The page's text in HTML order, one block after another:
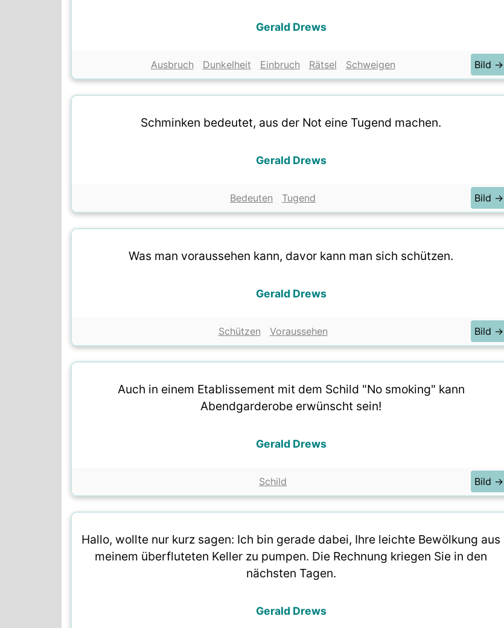
Gerald Drews
Ausbruch Dunkelheit Einbruch Rätsel Schweigen Bild →
Schminken bedeutet, aus der Not eine Tugend machen.
Gerald Drews
Bedeuten Tugend Bild →
Was man voraussehen kann, davor kann man sich schützen.
Gerald Drews
Schützen Voraussehen Bild →
Auch in einem Etablissement mit dem Schild "No smoking" kann
Abendgarderobe erwünscht sein!
Gerald Drews
Schild Bild →
Hallo, wollte nur kurz sagen: Ich bin gerade dabei, Ihre leichte Bewölkung aus
meinem überfluteten Keller zu pumpen. Die Rechnung kriegen Sie in den
nächsten Tagen.
Gerald Drews